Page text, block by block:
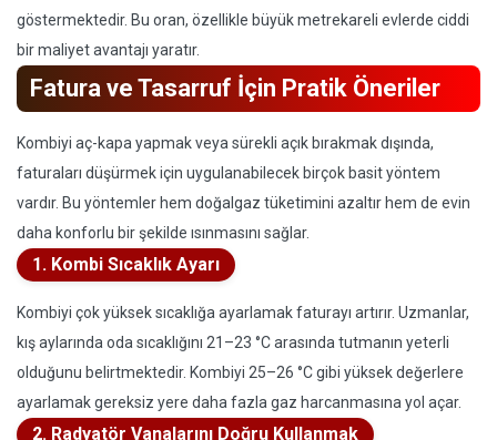
göstermektedir. Bu oran, özellikle büyük metrekareli evlerde ciddi
bir maliyet avantajı yaratır.
Fatura ve Tasarruf İçin Pratik Öneriler
Kombiyi aç-kapa yapmak veya sürekli açık bırakmak dışında,
faturaları düşürmek için uygulanabilecek birçok basit yöntem
vardır. Bu yöntemler hem doğalgaz tüketimini azaltır hem de evin
daha konforlu bir şekilde ısınmasını sağlar.
1. Kombi Sıcaklık Ayarı
Kombiyi çok yüksek sıcaklığa ayarlamak faturayı artırır. Uzmanlar,
kış aylarında oda sıcaklığını 21–23 °C arasında tutmanın yeterli
olduğunu belirtmektedir. Kombiyi 25–26 °C gibi yüksek değerlere
ayarlamak gereksiz yere daha fazla gaz harcanmasına yol açar.
2. Radyatör Vanalarını Doğru Kullanmak